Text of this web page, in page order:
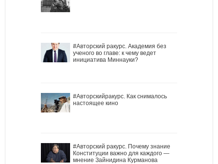
#Авторский ракурс. Академия без
ученого во главе: к чему ведет
инициатива Миннауки?
#Авторскийракурс. Как снималось
настоящее кино
#Авторский ракурс. Почему знание
Конституции важно для каждого —
мнение Зайнидина Курманова